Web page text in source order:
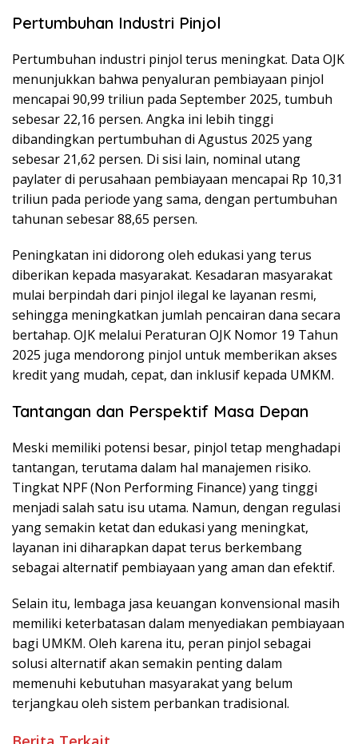
Pertumbuhan Industri Pinjol
Pertumbuhan industri pinjol terus meningkat. Data OJK
menunjukkan bahwa penyaluran pembiayaan pinjol
mencapai 90,99 triliun pada September 2025, tumbuh
sebesar 22,16 persen. Angka ini lebih tinggi
dibandingkan pertumbuhan di Agustus 2025 yang
sebesar 21,62 persen. Di sisi lain, nominal utang
paylater di perusahaan pembiayaan mencapai Rp 10,31
triliun pada periode yang sama, dengan pertumbuhan
tahunan sebesar 88,65 persen.
Peningkatan ini didorong oleh edukasi yang terus
diberikan kepada masyarakat. Kesadaran masyarakat
mulai berpindah dari pinjol ilegal ke layanan resmi,
sehingga meningkatkan jumlah pencairan dana secara
bertahap. OJK melalui Peraturan OJK Nomor 19 Tahun
2025 juga mendorong pinjol untuk memberikan akses
kredit yang mudah, cepat, dan inklusif kepada UMKM.
Tantangan dan Perspektif Masa Depan
Meski memiliki potensi besar, pinjol tetap menghadapi
tantangan, terutama dalam hal manajemen risiko.
Tingkat NPF (Non Performing Finance) yang tinggi
menjadi salah satu isu utama. Namun, dengan regulasi
yang semakin ketat dan edukasi yang meningkat,
layanan ini diharapkan dapat terus berkembang
sebagai alternatif pembiayaan yang aman dan efektif.
Selain itu, lembaga jasa keuangan konvensional masih
memiliki keterbatasan dalam menyediakan pembiayaan
bagi UMKM. Oleh karena itu, peran pinjol sebagai
solusi alternatif akan semakin penting dalam
memenuhi kebutuhan masyarakat yang belum
terjangkau oleh sistem perbankan tradisional.